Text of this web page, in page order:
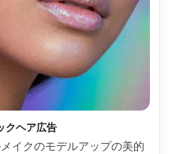
クヘア広告
イクのモデルアップの美的